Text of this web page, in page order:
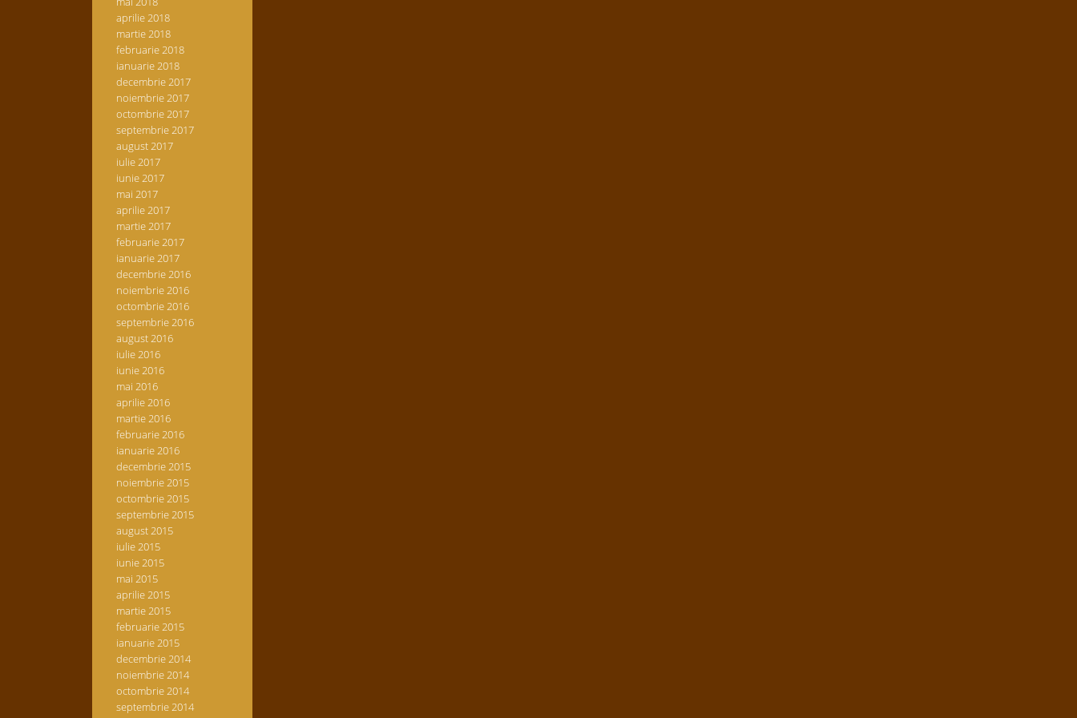
aprilie 2018
martie 2018
februarie 2018
ianuarie 2018
decembrie 2017
noiembrie 2017
octombrie 2017
septembrie 2017
august 2017
iulie 2017
iunie 2017
mai 2017
aprilie 2017
martie 2017
februarie 2017
ianuarie 2017
decembrie 2016
noiembrie 2016
octombrie 2016
septembrie 2016
august 2016
iulie 2016
iunie 2016
mai 2016
aprilie 2016
martie 2016
februarie 2016
ianuarie 2016
decembrie 2015
noiembrie 2015
octombrie 2015
septembrie 2015
august 2015
iulie 2015
iunie 2015
mai 2015
aprilie 2015
martie 2015
februarie 2015
ianuarie 2015
decembrie 2014
noiembrie 2014
octombrie 2014
septembrie 2014